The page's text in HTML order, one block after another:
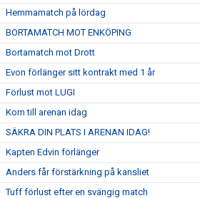
Hemmamatch på lördag
BORTAMATCH MOT ENKÖPING
Bortamatch mot Drott
Evon förlänger sitt kontrakt med 1 år
Förlust mot LUGI
Kom till arenan idag
SÄKRA DIN PLATS I ARENAN IDAG!
Kapten Edvin förlänger
Anders får förstärkning på kansliet
Tuff förlust efter en svängig match